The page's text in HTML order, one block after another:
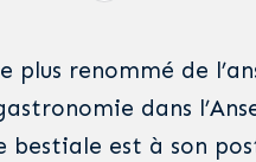
plus renommé de
dans
bestiale est à son